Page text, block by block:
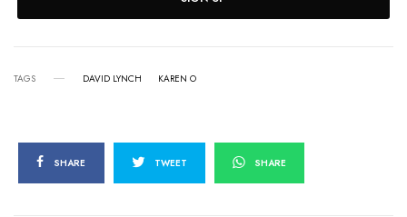
TAGS DAVID LYNCH KAREN O
SHARE TWEET SHARE